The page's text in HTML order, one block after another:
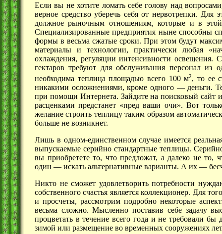
Если вы не хотите ломать себе голову над
верное средство уберечь себя от нервотрепки. Для
должное рыночным отношениям, которые и в этой
Специализированные предприятия ныне способны
формы в весьма сжатые сроки. При этом будут
материалы и технологии, практически любая
охлаждения, регуляции интенсивности
гектаров требуют для обслуживания персонал из
необходима теплица площадью всего 100 м2, то ее
никакими осложнениями, кроме одного —деньги.
при помощи Интернета. Зайдите на поисковый сайт
расценками предстанет «пред ваши очи». Вот
желание строить теплицу таким образом
больше не возникнет.
Лишь в одном-единственном случае имеется
выпускаемые серийно стандартные теплицы.
вы приобретете то, что предложат, а далеко не то,
один — искать альтернативные варианты. А их —
Никто не сможет удовлетворить потребности
собственного счастья является коллекционер. Для
и просчеты, рассмотрим подробно некоторые
весьма сложно. Мысленно поставив себе задачу
процветать в течение всего года и не требовали
зимой или размещение во временных сооружениях